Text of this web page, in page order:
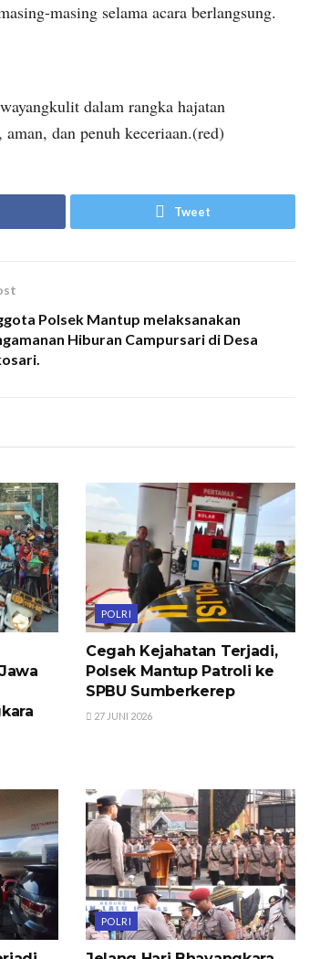
masing selama acara berlangsung.
dalam rangka hajatan
dan penuh keceriaan.(red)
Tweet
Polsek Mantup melaksanakan
Hiburan Campursari di Desa
POLRI
Cegah Kejahatan Terjadi,
Polsek Mantup Patroli ke
SPBU Sumberkerep
27 JUNI 2026
POLRI